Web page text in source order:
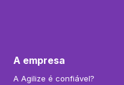
A empresa
A Agilize é confiável?